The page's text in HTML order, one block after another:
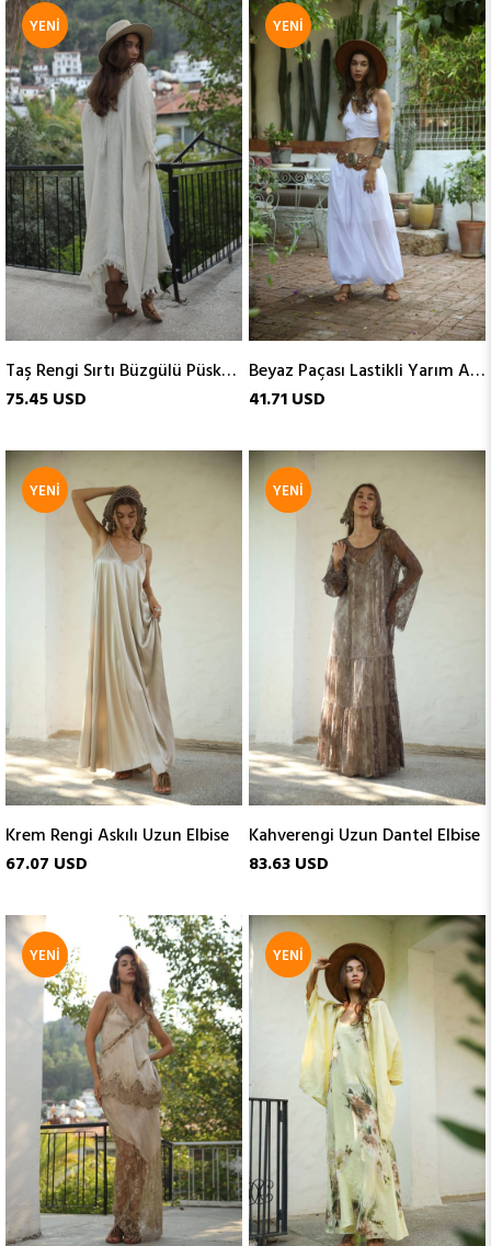
Taş Rengi Sırtı Büzgülü Püsküllü Keten Kaftan
75.45 USD
YENI
ÜRÜN
Beyaz Paçası Lastikli Yarım Astarlı Pantolon
41.71 USD
YENI
ÜRÜN
Krem Rengi Askılı Uzun Elbise
67.07 USD
YENI
Kahverengi Uzun Dantel Elbise
83.63 USD
YENI
YENI
ÜRÜN
YENI
ÜRÜN